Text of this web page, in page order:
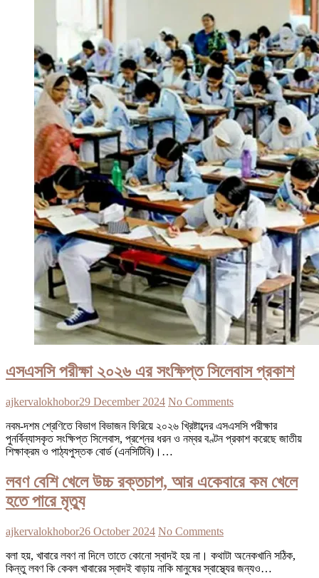
এসএসসি পরীক্ষা ২০২৬ এর সংক্ষিপ্ত সিলেবাস প্রকাশ
ajkervalokhobor29 December 2024 No Comments
নবম-দশম শ্রেণিতে বিভাগ বিভাজন ফিরিয়ে ২০২৬ খ্রিষ্টাব্দের এসএসসি পরীক্ষার
পুনর্বিন্যাসকৃত সংক্ষিপ্ত সিলেবাস, প্রশ্নের ধরন ও নম্বর বণ্টন প্রকাশ করেছে জাতীয়
শিক্ষাক্রম ও পাঠ্যপুস্তক বোর্ড (এনসিটিবি)।…
লবণ বেশি খেলে উচ্চ রক্তচাপ, আর একেবারে কম খেলে
হতে পারে মৃত্যু
ajkervalokhobor26 October 2024 No Comments
বলা হয়, খাবারে লবণ না দিলে তাতে কোনো স্বাদই হয় না। কথাটা অনেকখানি সঠিক,
কিন্তু লবণ কি কেবল খাবারের স্বাদই বাড়ায় নাকি মানুষের স্বাস্থ্যের জন্যও…